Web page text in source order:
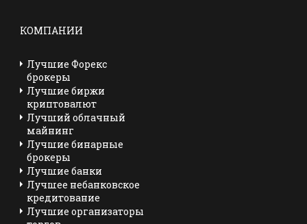
КОМПАНИИ
Лучшие Форекс
брокеры
Лучшие биржи
криптовалют
Лучший облачный
майнинг
Лучшие бинарные
брокеры
Лучшие банки
Лучшее небанковское
кредитование
Лучшие организаторы